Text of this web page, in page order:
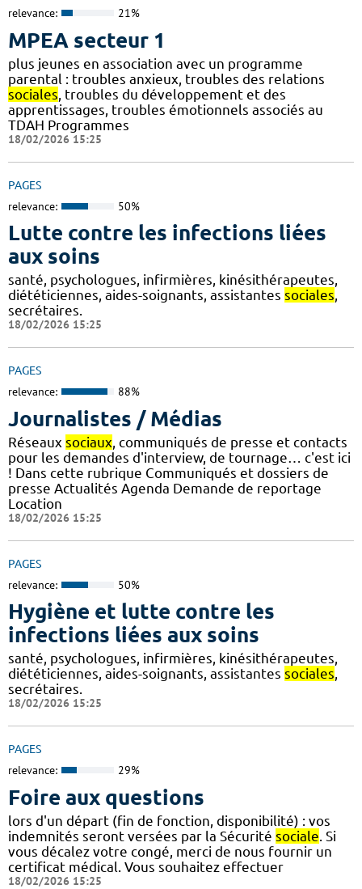
relevance: 21%
MPEA secteur 1
plus jeunes en association avec un programme
parental : troubles anxieux, troubles des relations
sociales , troubles du développement et des
apprentissages, troubles émotionnels associés au
TDAH Programmes
18/02/2026 15:25
PAGES
relevance: 50%
Lutte contre les infections liées
aux soins
santé, psychologues, infirmières, kinésithérapeutes,
diététiciennes, aides-soignants, assistantes sociales,
secrétaires.
18/02/2026 15:25
PAGES
relevance: 88%
Journalistes / Médias
Réseaux sociaux , communiqués de presse et contacts
pour les demandes d'interview, de tournage… c'est ici
! Dans cette rubrique Communiqués et dossiers de
presse Actualités Agenda Demande de reportage
Location
18/02/2026 15:25
PAGES
relevance: 50%
Hygiène et lutte contre les
infections liées aux soins
santé, psychologues, infirmières, kinésithérapeutes,
diététiciennes, aides-soignants, assistantes sociales,
secrétaires.
18/02/2026 15:25
PAGES
relevance: 29%
Foire aux questions
lors d'un départ (fin de fonction, disponibilité) : vos
indemnités seront versées par la Sécurité sociale . Si
vous décalez votre congé, merci de nous fournir un
certificat médical. Vous souhaitez effectuer
18/02/2026 15:25